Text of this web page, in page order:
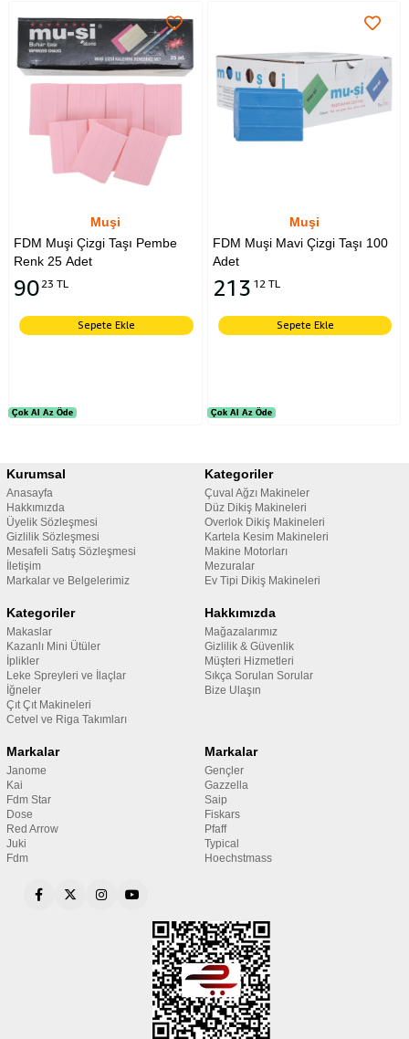
Muşi
FDM Muşi Çizgi Taşı Pembe
Renk 25 Adet
9023 TL
Sepete Ekle
Çok Al Az Öde
Çok Al Az Öde
Muşi
FDM Muşi Mavi Çizgi Taşı 100
Adet
21312 TL
Sepete Ekle
Çok Al Az Öde
Çok Al Az Öde
Kurumsal
Anasayfa
Hakkımızda
Üyelik Sözleşmesi
Gizlilik Sözleşmesi
Mesafeli Satış Sözleşmesi
İletişim
Markalar ve Belgelerimiz
Kategoriler
Çuval Ağzı Makineler
Düz Dikiş Makineleri
Overlok Dikiş Makineleri
Kartela Kesim Makineleri
Makine Motorları
Mezuralar
Ev Tipi Dikiş Makineleri
Kategoriler
Makaslar
Kazanlı Mini Ütüler
İplikler
Leke Spreyleri ve İlaçlar
İğneler
Çıt Çıt Makineleri
Cetvel ve Riga Takımları
Hakkımızda
Mağazalarımız
Gizlilik & Güvenlik
Müşteri Hizmetleri
Sıkça Sorulan Sorular
Bize Ulaşın
Markalar
Janome
Kai
Fdm Star
Dose
Red Arrow
Juki
Fdm
Markalar
Gençler
Gazzella
Saip
Fiskars
Pfaff
Typical
Hoechstmass